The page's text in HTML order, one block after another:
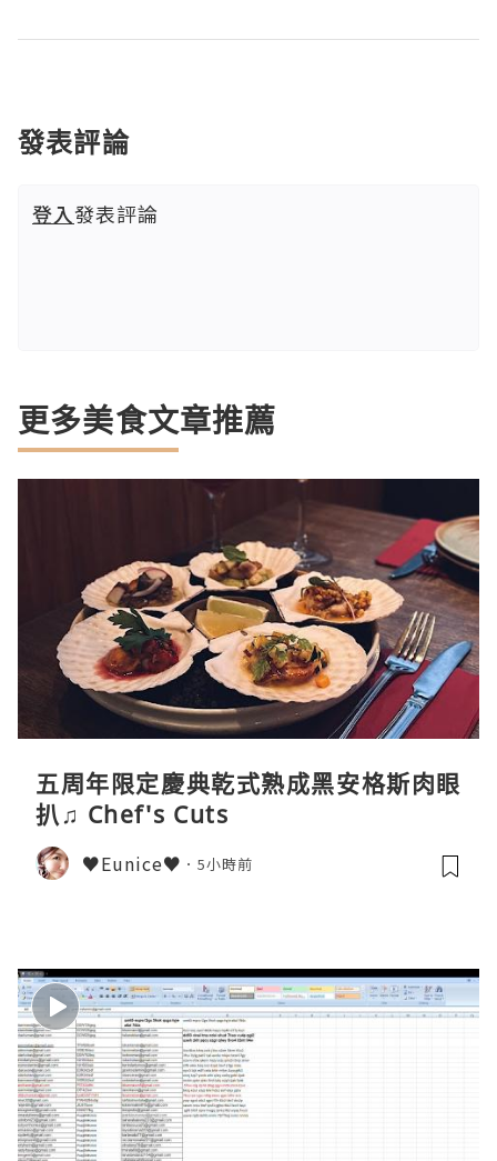
發表評論
登入發表評論
更多美食文章推薦
五周年限定慶典乾式熟成黑安格斯肉眼
扒♫ Chef's Cuts
♥Eunice♥ 5小時前